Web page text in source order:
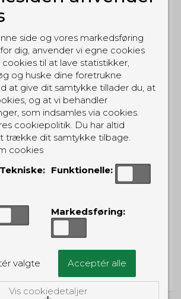
*
Godkend
side og vores markedsføring
dig, anvender vi egne cookies
til at lave statistikker,
og huske dine foretrukne
at give dit samtykke tillader du, at
og at vi behandler
som indsamles via cookies.
cookiepolitik. Du har altid
trække dit samtykke tilbage.
cookies
Funktionelle:
Markedsføring:
valgte Acceptér alle
Vis cookiedetaljer